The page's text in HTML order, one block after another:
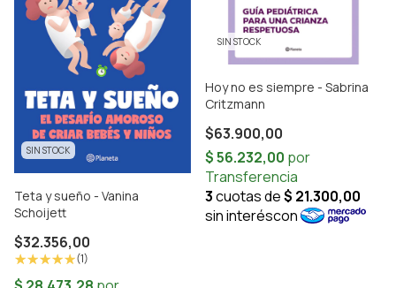
SIN STOCK
Teta y sueño - Vanina
Schoijett
$32.356,00
(1)
SIN STOCK
Hoy no es siempre - Sabrina
Critzmann
$63.900,00